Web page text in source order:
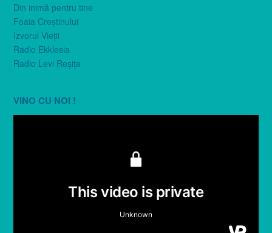
Din inimă pentru tine
Foaia Creştinului
Izvorul Vieţii
Radio Ekklesia
Radio Levi Reşiţa
VINO CU NOI !